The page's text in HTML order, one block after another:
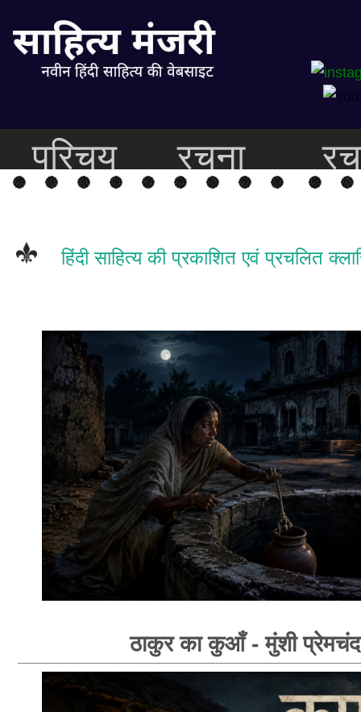
परिचय रचना
हिंदी साहित्य की प्रकाशित एवं प्रचलित
ठाकुर का कुआँ - मुंशी प्रेमचंद